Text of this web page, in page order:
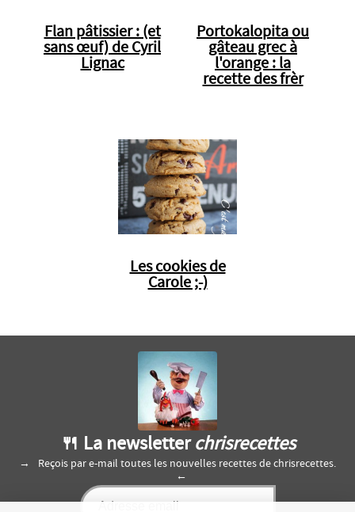
Flan pâtissier : (et
sans œuf) de Cyril
Lignac
Portokalopita ou
gâteau grec à
l'orange : la
recette des frèr
Les cookies de
Carole ;-)
🍴 La newsletter chrisrecettes
Reçois par e-mail toutes les nouvelles recettes de chrisrecettes.